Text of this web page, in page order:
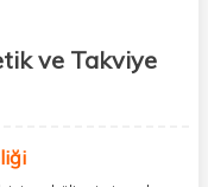
ve Takviye
sizlerle
gerek yok;